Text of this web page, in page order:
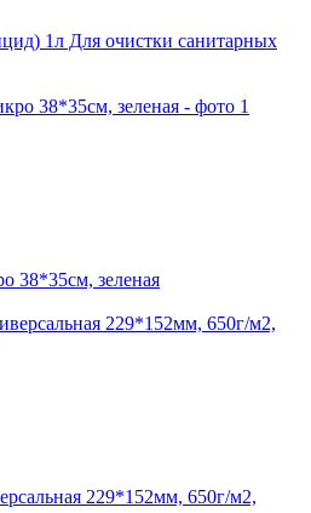
1л Для очистки санитарных
38*35см, зеленая
229*152мм, 650г/м2,